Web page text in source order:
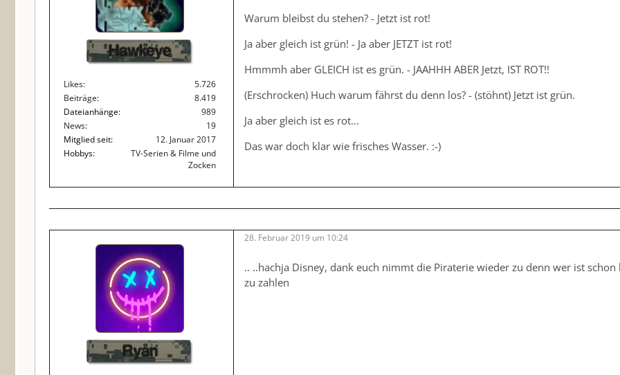
2019 startenden Streaming-Dienst Disney+ möchten möglichst viel zu ihren
Dach
produzieren.
Dennoch wird man weder Jessica Jones noch Daredevil, Luke Cage und Co.
Denn wieVariety
berichtet, dürfen die Charaktere laut Vertrag erst zwei
Hawkeye
Likes
5.726
Beiträge
8.419
Dateianhänge
989
News
19
Mitglied seit
12. Januar 2017
Hobbys
TV-Serien & Filme und
Zocken
Warum bleibst du stehen? - Jetzt ist rot!
Ja aber gleich ist grün! - Ja aber JETZT ist rot!
Hmmmh aber GLEICH ist es grün. - JAAHHH ABER Jetzt, IST ROT!!
(Erschrocken) Huch warum fährst du denn los? - (stöhnt) Jetzt ist grün.
Ja aber gleich ist es rot...
Das war doch klar wie frisches Wasser. :-)
Ryan
28. Februar 2019 um 10:24
.. ..hachja Disney, dank euch nimmt die Piraterie wieder zu denn wer ist
zu zahlen